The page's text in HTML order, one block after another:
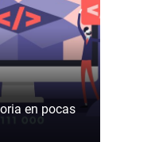
en pocas